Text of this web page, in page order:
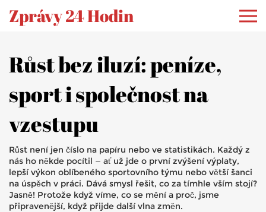
Zprávy 24 Hodin
Růst bez iluzí: peníze,
sport i společnost na
vzestupu
Růst není jen číslo na papíru nebo ve statistikách. Každý z
nás ho někde pocítil — ať už jde o první zvýšení výplaty,
lepší výkon oblíbeného sportovního týmu nebo větší šanci
na úspěch v práci. Dává smysl řešit, co za tímhle vším stojí?
Jasně! Protože když víme, co se mění a proč, jsme
připravenější, když přijde další vlna změn.